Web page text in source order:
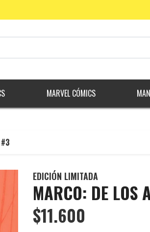
MARVEL CÓMICS
#3
EDICIÓN LIMITADA
MARCO: DE LOS
$11.600